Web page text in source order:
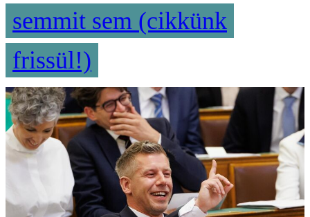
semmit sem (cikkünk
frissül!)